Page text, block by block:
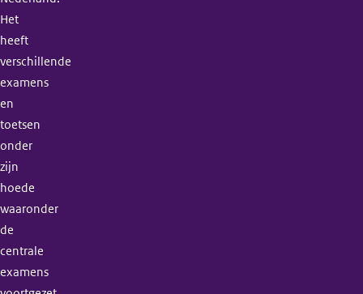
Het
heeft
verschillende
examens
en
toetsen
onder
zijn
hoede
waaronder
de
centrale
examens